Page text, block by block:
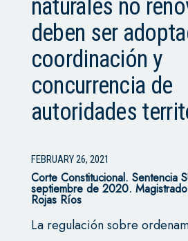
naturales no
deben ser
coordinación y
concurrencia de
autoridades
FEBRUARY 26, 2021
Corte Constitucional. Sentencia
septiembre de 2020.
Rojas Ríos
La regulación sobre